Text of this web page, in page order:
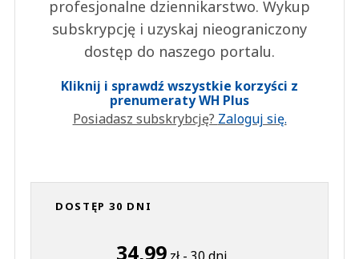
profesjonalne dziennikarstwo. Wykup
subskrypcję i uzyskaj nieograniczony
dostęp do naszego portalu.
Kliknij i sprawdź wszystkie korzyści z
prenumeraty WH Plus
Posiadasz subskrybcję? Zaloguj się.
DOSTĘP 30 DNI
34,99